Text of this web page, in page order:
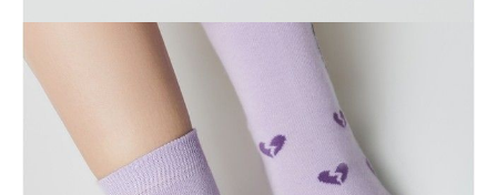
Носки женские хлопковые CE HAPPY 17С-21СП, р.23-25, 606
15,90 zł
Kolory:
BRAK
ZDJĘCIA
Rozmiary:
Tabela rozmiarów